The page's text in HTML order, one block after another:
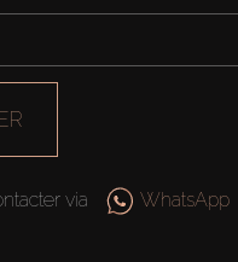
via WhatsApp